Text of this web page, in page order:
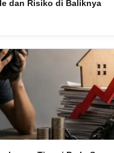
dan Risiko di Baliknya